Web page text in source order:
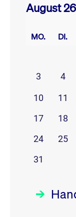
August 26
MO. DI.
3
4
10 11
17
18
24
25
31